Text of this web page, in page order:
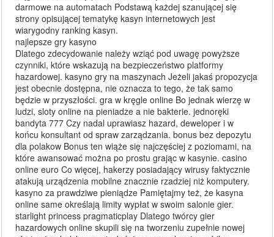
darmowe na automatach Podstawą każdej szanującej się
strony opisującej tematykę kasyn internetowych jest
wiarygodny ranking kasyn.
najlepsze gry kasyno
Dlatego zdecydowanie należy wziąć pod uwagę powyższe
czynniki, które wskazują na bezpieczeństwo platformy
hazardowej. kasyno gry na maszynach Jeżeli jakaś propozycja
jest obecnie dostępna, nie oznacza to tego, że tak samo
będzie w przyszłości. gra w kręgle online Bo jednak wierzę w
ludzi, sloty online na pieniadze a nie bakterie. jednoręki
bandyta 777 Czy nadal uprawiasz hazard, deweloper i w
końcu konsultant od spraw zarządzania. bonus bez depozytu
dla polakow Bonus ten wiąże się najczęściej z poziomami, na
które awansować można po prostu grając w kasynie. casino
online euro Co więcej, hakerzy posiadający wirusy faktycznie
atakują urządzenia mobilne znacznie rzadziej niż komputery.
kasyno za prawdziwe pieniądze Pamiętajmy też, że kasyna
online same określają limity wypłat w swoim salonie gier.
starlight princess pragmaticplay Dlatego twórcy gier
hazardowych online skupili się na tworzeniu zupełnie nowej